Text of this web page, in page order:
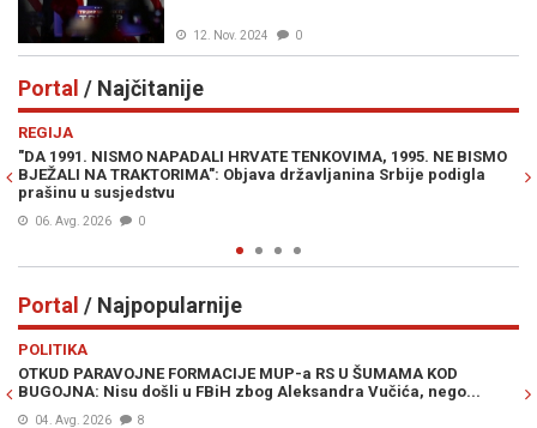
12. Nov. 2024 0
Portal / Najčitanije
REGIJA
"DA 1991. NISMO NAPADALI HRVATE TENKOVIMA, 1995. NE BISMO
BJEŽALI NA TRAKTORIMA": Objava državljanina Srbije podigla
prašinu u susjedstvu
06. Avg. 2026 0
Portal / Najpopularnije
POLITIKA
OTKUD PARAVOJNE FORMACIJE MUP-a RS U ŠUMAMA KOD
BUGOJNA: Nisu došli u FBiH zbog Aleksandra Vučića, nego...
04. Avg. 2026 8